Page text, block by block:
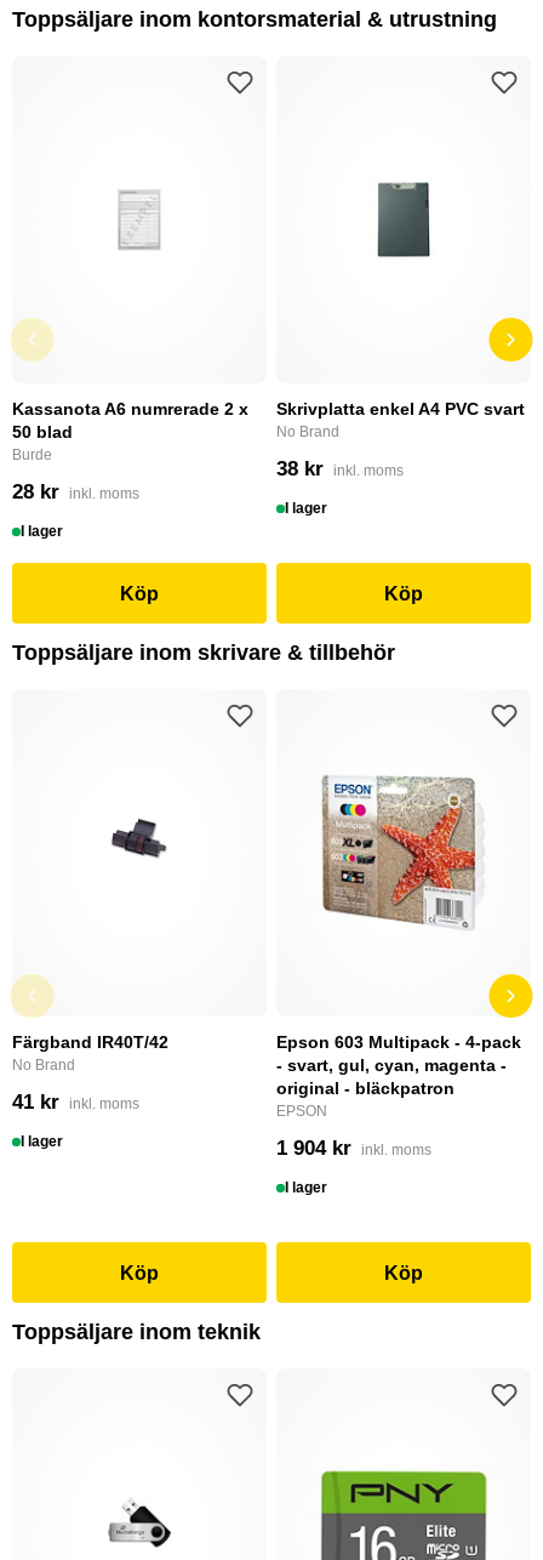
Toppsäljare inom kontorsmaterial & utrustning
Kassanota A6 numrerade 2 x
50 blad
Burde
28 kr inkl. moms
I lager
Köp
Skrivplatta enkel A4 PVC svart
No Brand
38 kr inkl. moms
I lager
Köp
Toppsäljare inom skrivare & tillbehör
Färgband IR40T/42
No Brand
41 kr inkl. moms
I lager
Köp
Epson 603 Multipack - 4-pack
- svart, gul, cyan, magenta -
original - bläckpatron
EPSON
1 904 kr inkl. moms
I lager
Köp
Toppsäljare inom teknik